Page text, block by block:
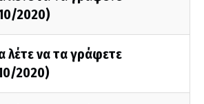
2020)
λέτε να τα γράφετε
2020)